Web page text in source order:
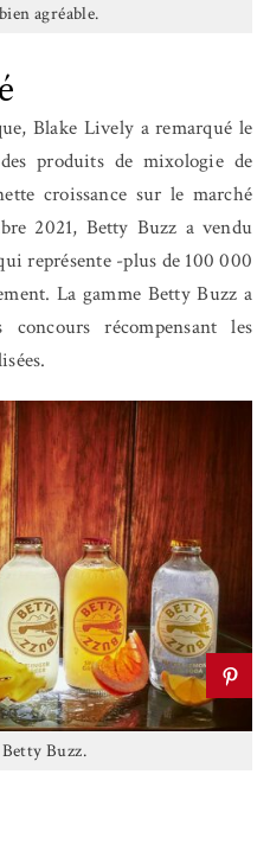
agréable.
Blake Lively a remarqué le
produits de mixologie de
croissance sur le marché
2021, Betty Buzz a vendu
représente -plus de 100 000
La gamme Betty Buzz a
récompensant les
Buzz.